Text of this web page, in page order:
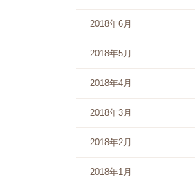
2018年6月
2018年5月
2018年4月
2018年3月
2018年2月
2018年1月